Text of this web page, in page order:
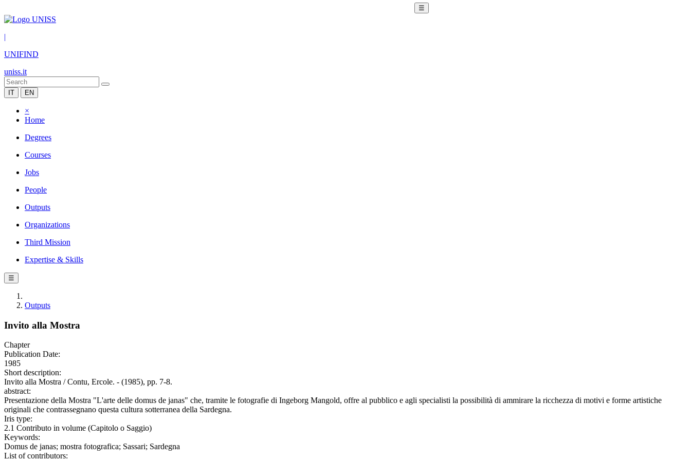
☰
|
UNIFIND
uniss.it
IT EN
×
Home
Degrees
Courses
Jobs
People
Outputs
Organizations
Third Mission
Expertise & Skills
☰
Outputs
Invito alla Mostra
Chapter
Publication Date:
1985
Short description:
Invito alla Mostra / Contu, Ercole. - (1985), pp. 7-8.
abstract:
Presentazione della Mostra "L'arte delle domus de janas" che, tramite le fotografie di Ingeborg Mangold, offre al pubblico e agli specialisti la possibilità di ammirare la ricchezza di motivi e forme artistiche
originali che contrassegnano questa cultura sotterranea della Sardegna.
Iris type:
2.1 Contributo in volume (Capitolo o Saggio)
Keywords:
Domus de janas; mostra fotografica; Sassari; Sardegna
List of contributors: